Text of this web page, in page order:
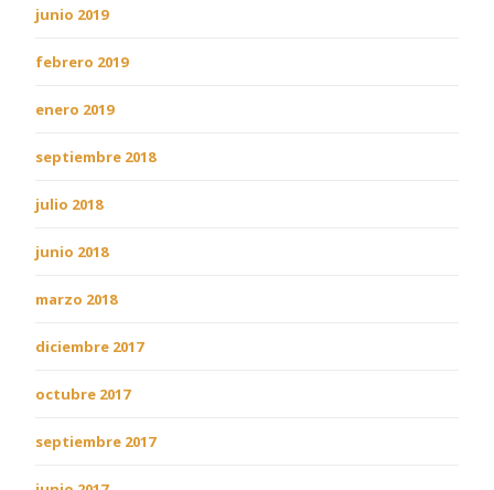
junio 2019
febrero 2019
enero 2019
septiembre 2018
julio 2018
junio 2018
marzo 2018
diciembre 2017
octubre 2017
septiembre 2017